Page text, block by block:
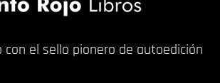
con el sello pionero de autoedición